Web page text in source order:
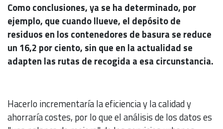
Como conclusiones, ya se ha determinado, por
ejemplo, que cuando llueve, el depósito de
residuos en los contenedores de basura se reduce
un 16,2 por ciento, sin que en la actualidad se
adapten las rutas de recogida a esa circunstancia.
Hacerlo incrementaría la eficiencia y la calidad y
ahorraría costes, por lo que el análisis de los datos es